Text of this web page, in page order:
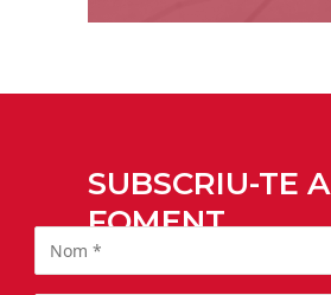
SUBSCRIU-TE A
FOMENT